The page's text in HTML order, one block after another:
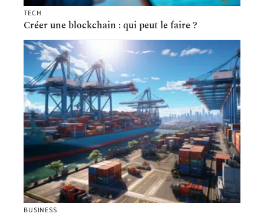
TECH
Créer une blockchain : qui peut le faire ?
BUSINESS